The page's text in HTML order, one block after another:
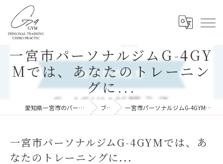
一宮市パーソナルジムG-4GY
Mでは、あなたのトレーニン
グに...
愛知県一宮市のパーソナルジムならG-4GYM ブログ 一宮市パーソナルジムG-4GYMでは、あなたのトレーニングに...
一宮市パーソナルジムG-4GYMでは、あ
なたのトレーニングに...